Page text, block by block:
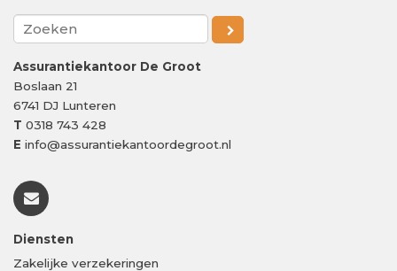
Assurantiekantoor De Groot
Boslaan 21
6741 DJ Lunteren
T 0318 743 428
E info@assurantiekantoordegroot.nl
Diensten
Zakelijke verzekeringen